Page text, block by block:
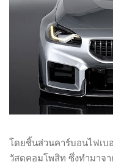
โดยชิ้นส่วนคาร์บอนไฟเบ
วัสดุคอมโพสิท ซึ่งทำมาจ